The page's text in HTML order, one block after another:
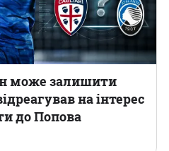
може залишити
на інтерес
до Попова